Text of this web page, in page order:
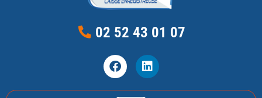
02 52 43 01 07